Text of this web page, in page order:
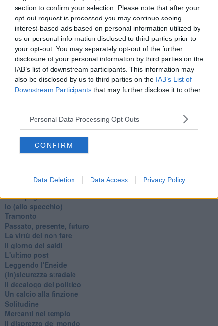
section to confirm your selection. Please note that after your
opt-out request is processed you may continue seeing
interest-based ads based on personal information utilized by
us or personal information disclosed to third parties prior to
your opt-out. You may separately opt-out of the further
disclosure of your personal information by third parties on the
IAB’s list of downstream participants. This information may
also be disclosed by us to third parties on the IAB’s List of
Downstream Participants that may further disclose it to other
Personal Data Processing Opt Outs
CONFIRM
Data Deletion Data Access Privacy Policy
Alla fermata dell'autobus
La repressione sessuale per sentito dire
Diseducazione televisiva e inerzia della politica
Foto storica
Esequie solenni
Nostalgia del sangue blu
Teste calde
Non avere e non essere
Armiamoci e... avviatevi
Sor-riso amaro
Fine anno al ristorante
La festa di Capodanno
Natale 2024
Re e regnanti
Come rubare allo stato e vivere felici
Il compagno
​Io (allo specchio)
Tramonto
Passato, presente, futuro
La virtù del non fare
Il giorno dei saldi
L'ultimo post
Leggendo l'Eneide
​(In)sicurezza stradale
Il decalogo del politico
Un calcio alla finzione
Solitudine
Mercanti nel tempio
Il disprezzo del mondo